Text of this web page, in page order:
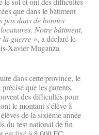
que dans le bâtiment
dans de bonnes
Notre bâtiment,
la guerre », a déclaré le
Xavier Muganza
dans cette province, le
que les parents,
des difficultés pour
le montant s’élève à
de la sixième année
du test national de fin